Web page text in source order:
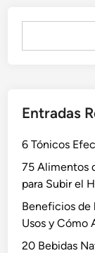
Entradas
6 Tónicos
75 Alimentos
para Subir el
Beneficios de
Usos y Cómo
20 Bebidas